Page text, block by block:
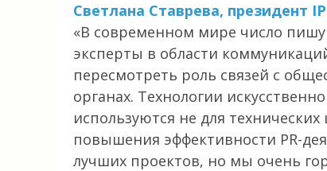
Светлана Ставрева, президент
«В современном мире число
эксперты в области
пересмотреть роль связей с
органах. Технологии
используются не для
повышения эффективности PR-
лучших проектов, но мы очень